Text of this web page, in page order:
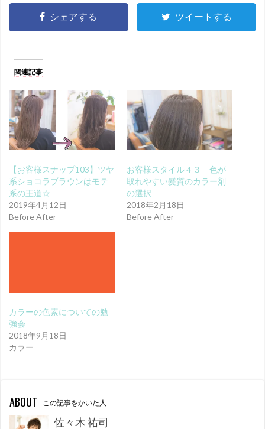
シェアする ツイートする
関連記事
【お客様スナップ103】ツヤ
系ショコラブラウンはモテ
系の王道☆
2019年4月12日
Before After
お客様スタイル４３ 色が
取れやすい髪質のカラー剤
の選択
2018年2月18日
Before After
カラーの色素についての勉
強会
2018年9月18日
カラー
ABOUT この記事をかいた人
佐々木 祐司